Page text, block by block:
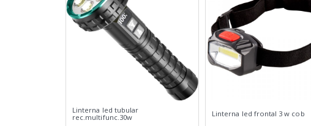
Linterna led tubular
rec.multifunc.30w
Linterna led frontal 3 w cob